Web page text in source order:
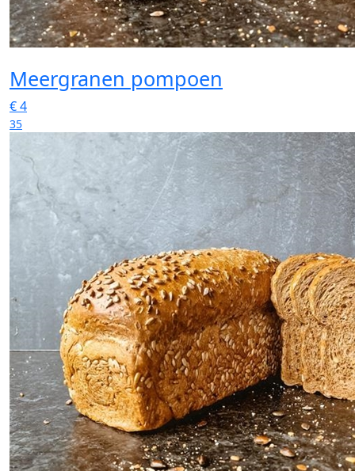
Meergranen pompoen
€4
35